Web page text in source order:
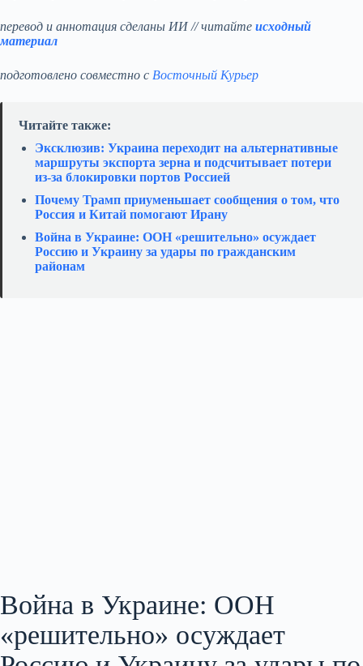
перевод и аннотация сделаны ИИ // читайте исходный
материал
подготовлено совместно с Восточный Курьер
Читайте также:
Эксклюзив: Украина переходит на альтернативные
маршруты экспорта зерна и подсчитывает потери
из‑за блокировки портов Россией
Почему Трамп приуменьшает сообщения о том, что
Россия и Китай помогают Ирану
Война в Украине: ООН «решительно» осуждает
Россию и Украину за удары по гражданским
районам
Война в Украине: ООН
«решительно» осуждает